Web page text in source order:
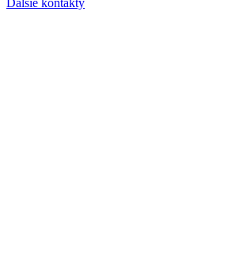
Dalšie kontakty